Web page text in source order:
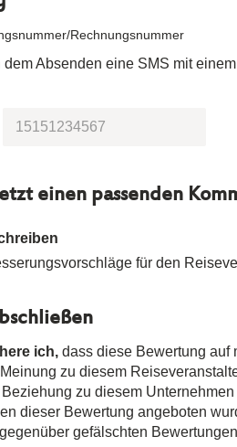
Rechnungsnummer
Absenden eine SMS mit
einen passenden
für den
ich, dass diese Bewertung auf
zu diesem
zu diesem
dieser Bewertung angeboten
gefälschten